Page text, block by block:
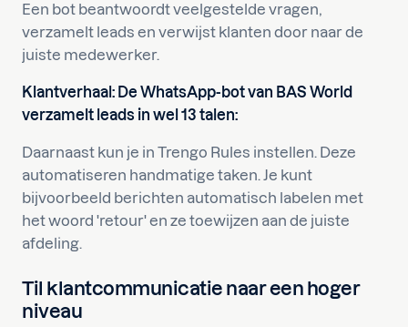
Een bot beantwoordt veelgestelde vragen,
verzamelt leads en verwijst klanten door naar de
juiste medewerker.
Klantverhaal: De WhatsApp-bot van BAS World
verzamelt leads in wel 13 talen:
Daarnaast kun je in Trengo Rules instellen. Deze
automatiseren handmatige taken. Je kunt
bijvoorbeeld berichten automatisch labelen met
het woord 'retour' en ze toewijzen aan de juiste
afdeling.
Til klantcommunicatie naar een hoger
niveau